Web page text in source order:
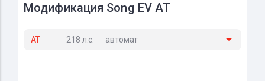
Модификация Song EV AT
AT 218 л.с. автомат